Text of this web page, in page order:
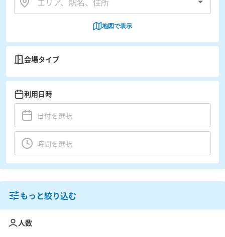
地図で表示
会場タイプ
利用日時
もっと絞り込む
人数